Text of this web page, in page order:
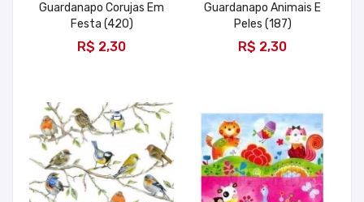
Guardanapo Corujas Em
Festa (420)
R$ 2,30
Guardanapo Animais E
Peles (187)
R$ 2,30